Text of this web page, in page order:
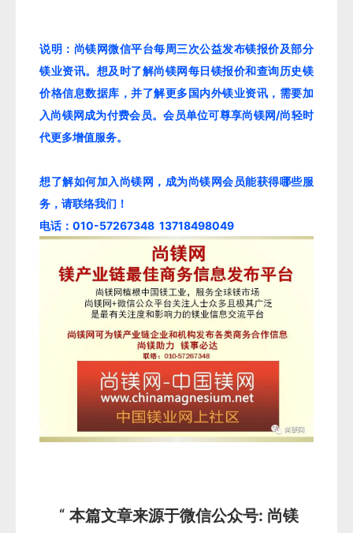
说明：尚镁网微信平台每周三次公益发布镁报价及部分
镁业资讯。想及时了解尚镁网每日镁报价和查询历史镁
价格信息数据库，并了解更多国内外镁业资讯，需要加
入尚镁网成为付费会员。会员单位可尊享尚镁网/尚轻时
代更多增值服务。
想了解如何加入尚镁网，成为尚镁网会员能获得哪些服
务，请联络我们！
电话：010-57267348 13718498049
本篇文章来源于微信公众号: 尚镁